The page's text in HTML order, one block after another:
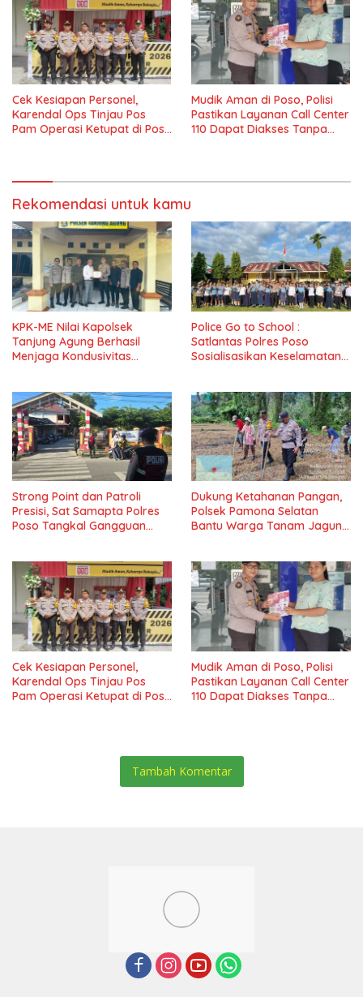
Cek Kesiapan Personel,
Karendal Ops Tinjau Pos
Pam Operasi Ketupat di Poso
Mudik Aman di Poso, Polisi
Pastikan Layanan Call Center
110 Dapat Diakses Tanpa
Rekomendasi untuk kamu
KPK-ME Nilai Kapolsek
Tanjung Agung Berhasil
Menjaga Kondusivitas
Police Go to School :
Satlantas Polres Poso
Sosialisasikan Keselamatan
Strong Point dan Patroli
Presisi, Sat Samapta Polres
Poso Tangkal Gangguan
Dukung Ketahanan Pangan,
Polsek Pamona Selatan
Bantu Warga Tanam Jagung
Cek Kesiapan Personel,
Karendal Ops Tinjau Pos
Pam Operasi Ketupat di Poso
Mudik Aman di Poso, Polisi
Pastikan Layanan Call Center
110 Dapat Diakses Tanpa
Tambah Komentar